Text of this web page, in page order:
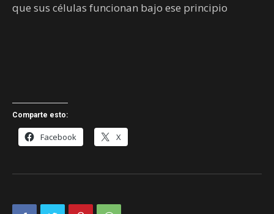
que sus células funcionan bajo ese principio
Comparte esto:
Facebook X